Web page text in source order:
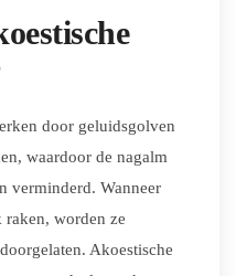
door geluidsgolven
waardoor de nagalm
verminderd. Wanneer
worden ze
Akoestische